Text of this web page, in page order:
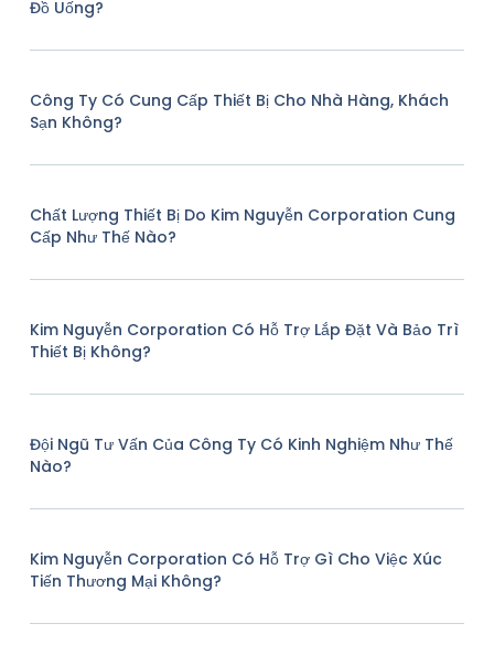
Đồ Uống?
Công Ty Có Cung Cấp Thiết Bị Cho Nhà Hàng, Khách
Sạn Không?
Chất Lượng Thiết Bị Do Kim Nguyễn Corporation Cung
Cấp Như Thế Nào?
Kim Nguyễn Corporation Có Hỗ Trợ Lắp Đặt Và Bảo Trì
Thiết Bị Không?
Đội Ngũ Tư Vấn Của Công Ty Có Kinh Nghiệm Như Thế
Nào?
Kim Nguyễn Corporation Có Hỗ Trợ Gì Cho Việc Xúc
Tiến Thương Mại Không?